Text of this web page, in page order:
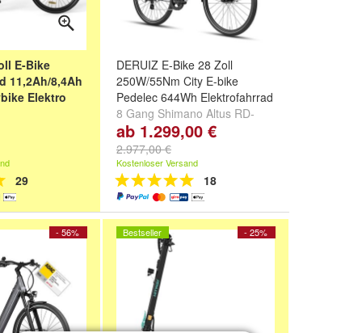
E-Bike
11,2Ah/8,4Ah
Elektro
8,4Ah-Stahl
29
DERUIZ E-Bike 28 Zoll
250W/55Nm City E-bike
Pedelec 644Wh Elektrofahrrad
8 Gang Shimano Altus RD-
M310-Smart Schaltwerk,
Kettenschaltung, 161km
Modell:Quartz (644Wh,weiß)
Quartz (644Wh,grau)
(644Wh,grün)und
ab 1.299,00 €
2.977,00 €
Kostenloser Versand
18
- 56% - 25%
Bestseller